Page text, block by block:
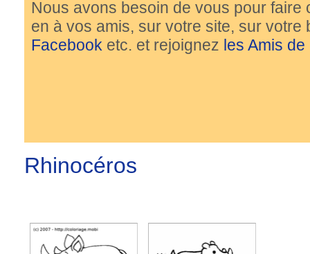
Nous avons besoin de vous pour
en à vos amis, sur votre site, sur
Facebook etc. et rejoignez les Amis
Rhinocéros